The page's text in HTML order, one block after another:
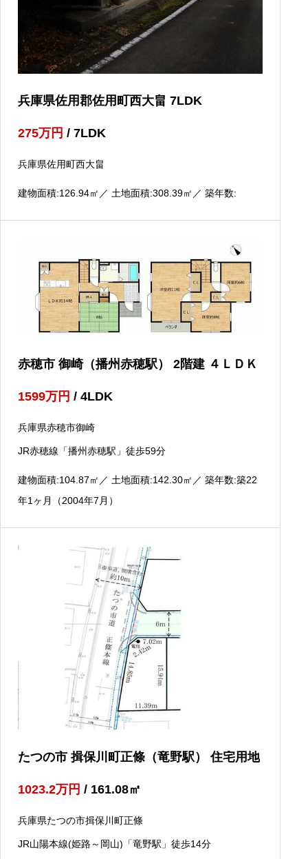
兵庫県佐用郡佐用町西大畠 7LDK
275万円 / 7LDK
兵庫県佐用町西大畠
建物面積:126.94㎡ ／ 土地面積:308.39㎡ ／ 築年数:
赤穂市 御崎（播州赤穂駅） 2階建 ４ＬＤＫ
1599万円 / 4LDK
兵庫県赤穂市御崎
JR赤穂線「播州赤穂駅」徒歩59分
建物面積:104.87㎡ ／ 土地面積:142.30㎡ ／ 築年数:築22
年1ヶ月（2004年7月）
たつの市 揖保川町正條（竜野駅） 住宅用地
1023.2万円 / 161.08㎡
兵庫県たつの市揖保川町正條
JR山陽本線(姫路～岡山)「竜野駅」徒歩14分